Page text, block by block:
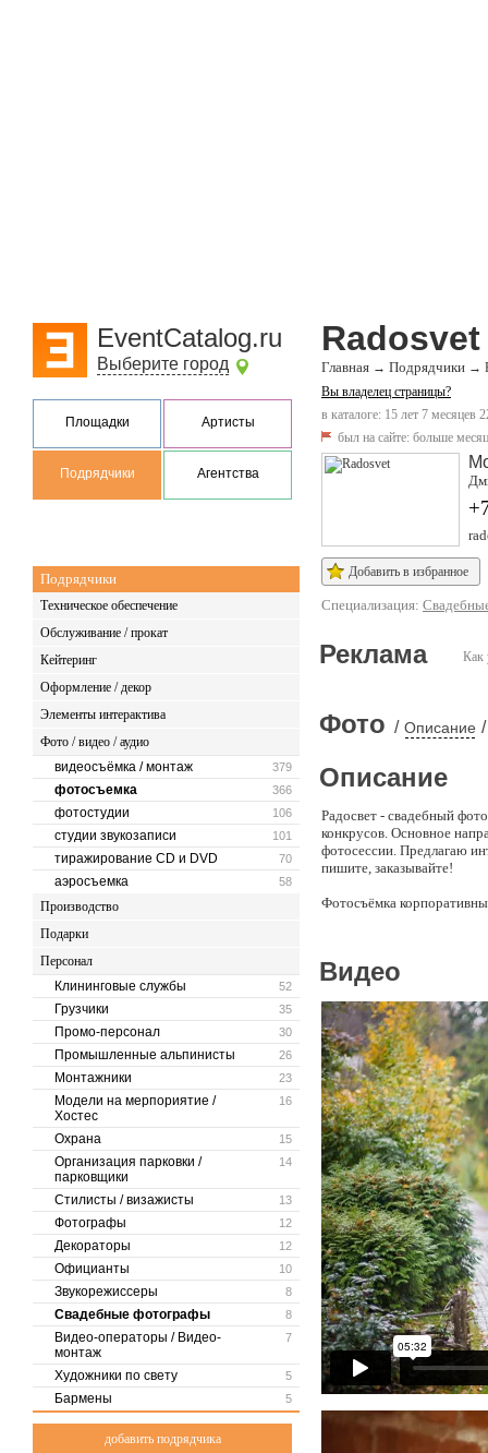
EventCatalog.ru
Выберите город
Площадки Артисты
Подрядчики Агентства
Подрядчики
Техническое обеспечение
Обслуживание / прокат
Кейтеринг
Оформление / декор
Элементы интерактива
Фото / видео / аудио
379
видеосъёмка / монтаж
366
фотосъемка
106
фотостудии
101
студии звукозаписи
70
тиражирование CD и DVD
58
аэросъемка
Производство
Подарки
Персонал
52
Клининговые службы
35
Грузчики
30
Промо-персонал
26
Промышленные альпинисты
23
Монтажники
16
Модели на мерпориятие /
Хостес
15
Охрана
14
Организация парковки /
парковщики
13
Стилисты / визажисты
12
Фотографы
12
Декораторы
10
Официанты
8
Звукорежиссеры
8
Свадебные фотографы
7
Видео-операторы / Видео-
монтаж
5
Художники по свету
5
Бармены
добавить подрядчика
Radosvet
Главная → Подрядчики →
Вы владелец страницы?
в каталоге: 15 лет 7 месяцев
был на сайте: больше
Добавить в избранное
Специализация:
Как
Реклама
Фото / Описание /
Описание
Радосвет - свадебный
конкрусов. Основное
фотосессии. Предлагаю
пишите, заказывайте!
Фотосъёмка
Видео